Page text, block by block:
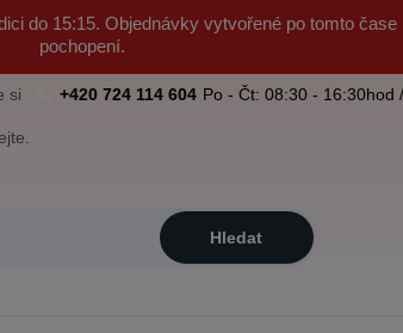
do 15:15. Objednávky vytvořené po tomto
pochopení.
Hledat
si
+420 724 114 604 Po - Čt: 08:30 - 16:30hod